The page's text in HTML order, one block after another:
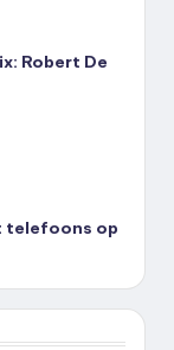
Robert De
telefoons op